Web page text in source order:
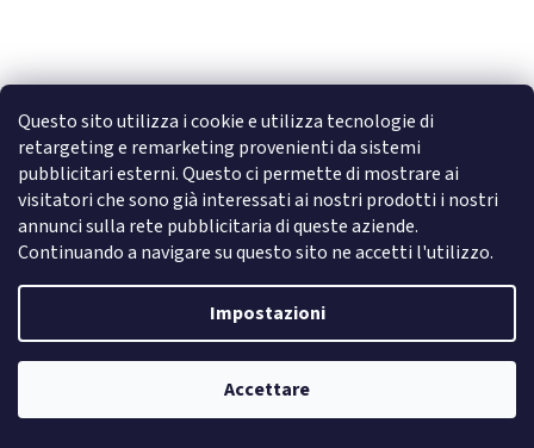
Questo sito utilizza i cookie e utilizza tecnologie di
retargeting e remarketing provenienti da sistemi
pubblicitari esterni. Questo ci permette di mostrare ai
visitatori che sono già interessati ai nostri prodotti i nostri
annunci sulla rete pubblicitaria di queste aziende.
Continuando a navigare su questo sito ne accetti l'utilizzo.
Impostazioni
Accettare
MONO BUILDER Milky Glitter 5
disponibile
densità con delicati glitter azzurri. Ottima adesione e facile
modellatura per tutti i tipi di unghie.
Newsletter